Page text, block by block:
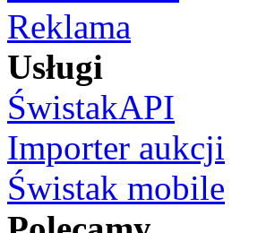
Reklama
Usługi
ŚwistakAPI
Importer aukcji
Świstak mobile